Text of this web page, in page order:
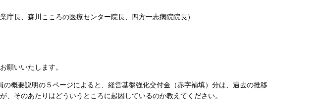
、森川こころの医療センター院長、四方一志病院院長）
願いいたします。
概要説明の５ページによると、経営基盤強化交付金（赤字補填）分は、過去の推移
そのあたりはどういうところに起因しているのか教えてください。